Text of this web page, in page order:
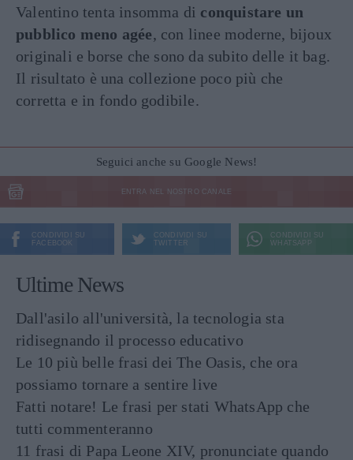
Valentino tenta insomma di conquistare un
pubblico meno agée, con linee moderne, bijoux
originali e borse che sono da subito delle it bag.
Il risultato è una collezione poco più che
corretta e in fondo godibile.
Seguici anche su Google News!
ENTRA NEL NOSTRO CANALE
CONDIVIDI SU
FACEBOOK
CONDIVIDI SU
TWITTER
CONDIVIDI SU
WHATSAPP
Ultime News
Dall'asilo all'università, la tecnologia sta
ridisegnando il processo educativo
Le 10 più belle frasi dei The Oasis, che ora
possiamo tornare a sentire live
Fatti notare! Le frasi per stati WhatsApp che
tutti commenteranno
11 frasi di Papa Leone XIV, pronunciate quando